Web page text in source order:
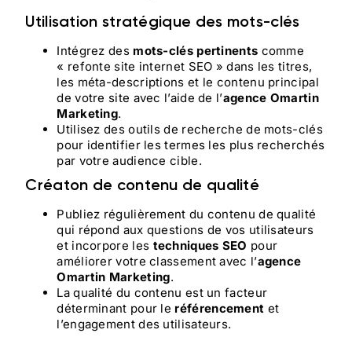
Utilisation stratégique des mots-clés
Intégrez des mots-clés pertinents comme
« refonte site internet SEO » dans les titres,
les méta-descriptions et le contenu principal
de votre site avec l’aide de l’agence Omartin
Marketing.
Utilisez des outils de recherche de mots-clés
pour identifier les termes les plus recherchés
par votre audience cible.
Créaton de contenu de qualité
Publiez régulièrement du contenu de qualité
qui répond aux questions de vos utilisateurs
et incorpore les techniques SEO pour
améliorer votre classement avec l’agence
Omartin Marketing.
La qualité du contenu est un facteur
déterminant pour le référencement et
l’engagement des utilisateurs.